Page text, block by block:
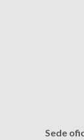
Sede